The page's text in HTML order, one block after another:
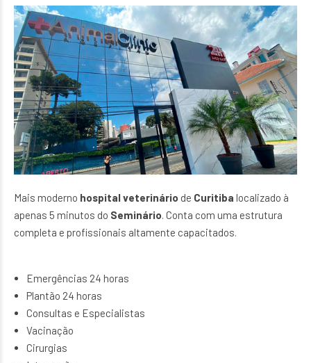
Mais moderno hospital veterinário de Curitiba localizado à
apenas 5 minutos do Seminário. Conta com uma estrutura
completa e profissionais altamente capacitados.
Emergências 24 horas
Plantão 24 horas
Consultas e Especialistas
Vacinação
Cirurgias